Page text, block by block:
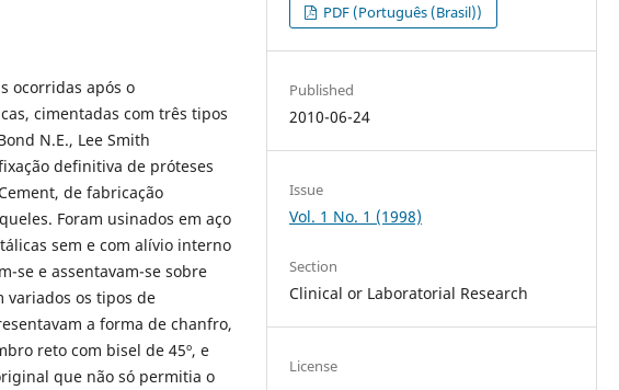
ocorridas após o
cimentadas com três tipos
N.E., Lee Smith
definitiva de próteses
de fabricação
Foram usinados em aço
sem e com alívio interno
se e assentavam-se sobre
variados os tipos de
a forma de chanfro,
reto com bisel de 45º, e
que não só permitia o
PDF (Português (Brasil))
Published
2010-06-24
Issue
Vol. 1 No. 1 (1998)
Section
Clinical or Laboratorial Research
License